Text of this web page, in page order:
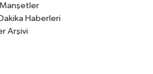
Manşetler
Haberleri
Arşivi